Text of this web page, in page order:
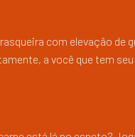
com elevação de
a você que tem